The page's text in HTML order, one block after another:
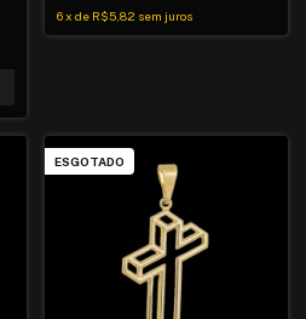
6 x de R$5,82 sem juros
ESGOTADO